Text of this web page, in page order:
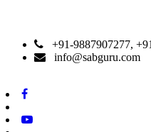
+91-9887907277,
info@sabguru.com